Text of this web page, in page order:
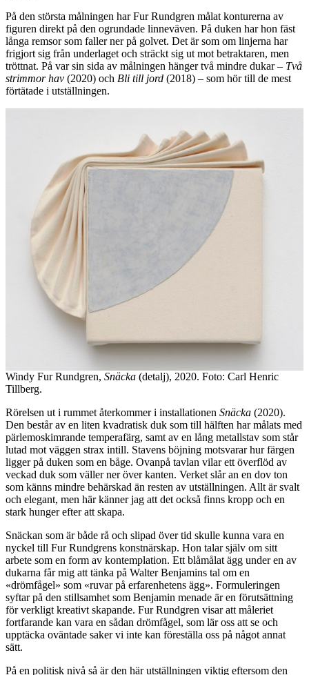
På den största målningen har Fur Rundgren målat konturerna av
figuren direkt på den ogrundade linneväven. På duken har hon fäst
långa remsor som faller ner på golvet. Det är som om linjerna har
frigjort sig från underlaget och sträckt sig ut mot betraktaren, men
tröttnat. På var sin sida av målningen hänger två mindre dukar – Två
strimmor hav (2020) och Bli till jord (2018) – som hör till de mest
förtätade i utställningen.
Windy Fur Rundgren, Snäcka (detalj), 2020. Foto: Carl Henric
Tillberg.
Rörelsen ut i rummet återkommer i installationen Snäcka (2020).
Den består av en liten kvadratisk duk som till hälften har målats med
pärlemoskimrande temperafärg, samt av en lång metallstav som står
lutad mot väggen strax intill. Stavens böjning motsvarar hur färgen
ligger på duken som en båge. Ovanpå tavlan vilar ett överflöd av
veckad duk som väller ner över kanten. Verket slår an en dov ton
som känns mindre behärskad än resten av utställningen. Allt är svalt
och elegant, men här känner jag att det också finns kropp och en
stark hunger efter att skapa.
Snäckan som är både rå och slipad över tid skulle kunna vara en
nyckel till Fur Rundgrens konstnärskap. Hon talar själv om sitt
arbete som en form av kontemplation. Ett blåmålat ägg under en av
dukarna får mig att tänka på Walter Benjamins tal om en
«drömfågel» som «ruvar på erfarenhetens ägg». Formuleringen
syftar på den stillsamhet som Benjamin menade är en förutsättning
för verkligt kreativt skapande. Fur Rundgren visar att måleriet
fortfarande kan vara en sådan drömfågel, som lär oss att se och
upptäcka oväntade saker vi inte kan föreställa oss på något annat
sätt.
På en politisk nivå så är den här utställningen viktig eftersom den